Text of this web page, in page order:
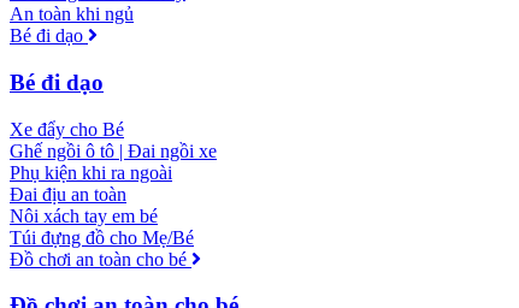
An toàn khi ngủ
Bé đi dạo
Bé đi dạo
Xe đẩy cho Bé
Ghế ngồi ô tô | Đai ngồi xe
Phụ kiện khi ra ngoài
Đai địu an toàn
Nôi xách tay em bé
Túi đựng đồ cho Mẹ/Bé
Đồ chơi an toàn cho bé